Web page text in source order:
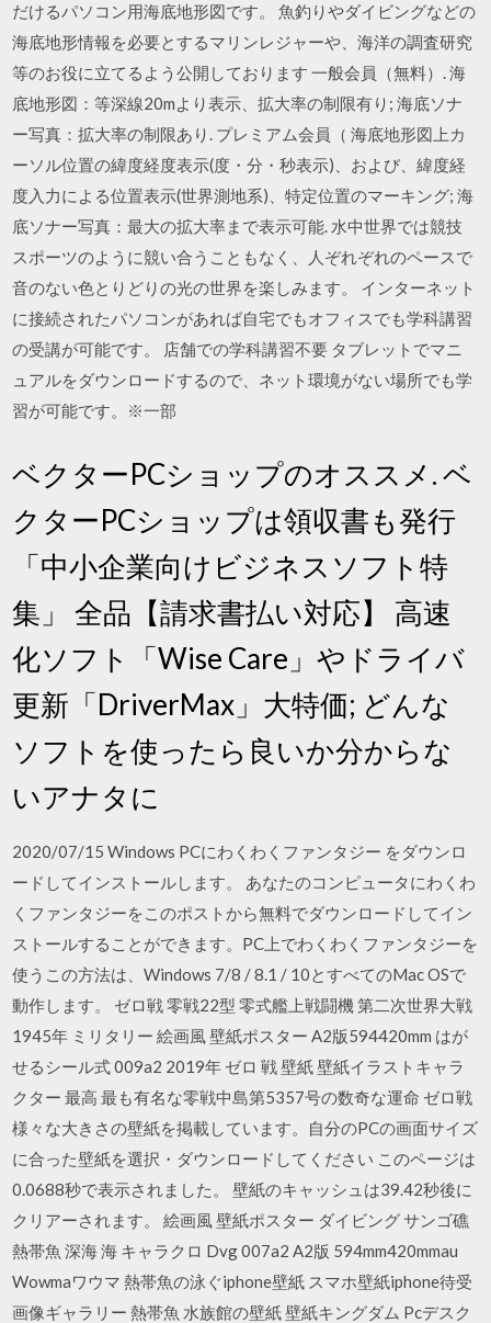
だけるパソコン用海底地形図です。 魚釣りやダイビングなどの
海底地形情報を必要とするマリンレジャーや、海洋の調査研究
等のお役に立てるよう公開しております 一般会員（無料）. 海
底地形図：等深線20mより表示、拡大率の制限有り; 海底ソナ
ー写真：拡大率の制限あり. プレミアム会員（ 海底地形図上カ
ーソル位置の緯度経度表示(度・分・秒表示)、および、緯度経
度入力による位置表示(世界測地系)、特定位置のマーキング; 海
底ソナー写真：最大の拡大率まで表示可能. 水中世界では競技
スポーツのように競い合うこともなく、人ぞれぞれのペースで
音のない色とりどりの光の世界を楽しみます。 インターネット
に接続されたパソコンがあれば自宅でもオフィスでも学科講習
の受講が可能です。 店舗での学科講習不要 タブレットでマニ
ュアルをダウンロードするので、ネット環境がない場所でも学
習が可能です。※一部
ベクターPCショップのオススメ. ベ
クターPCショップは領収書も発行
「中小企業向けビジネスソフト特
集」 全品【請求書払い対応】 高速
化ソフト「Wise Care」やドライバ
更新「DriverMax」大特価; どんな
ソフトを使ったら良いか分からな
いアナタに
2020/07/15 Windows PCにわくわくファンタジー をダウンロ
ードしてインストールします。 あなたのコンピュータにわくわ
くファンタジーをこのポストから無料でダウンロードしてイン
ストールすることができます。PC上でわくわくファンタジーを
使うこの方法は、Windows 7/8 / 8.1 / 10とすべてのMac OSで
動作します。 ゼロ戦 零戦22型 零式艦上戦闘機 第二次世界大戦
1945年 ミリタリー 絵画風 壁紙ポスター A2版594420mm はが
せるシール式 009a2 2019年 ゼロ 戦 壁紙 壁紙イラストキャラ
クター 最高 最も有名な零戦中島第5357号の数奇な運命 ゼロ戦
様々な大きさの壁紙を掲載しています。自分のPCの画面サイズ
に合った壁紙を選択・ダウンロードしてください このページは
0.0688秒で表示されました。 壁紙のキャッシュは39.42秒後に
クリアーされます。 絵画風 壁紙ポスター ダイビング サンゴ礁
熱帯魚 深海 海 キャラクロ Dvg 007a2 A2版 594mm420mmau
Wowmaワウマ 熱帯魚の泳ぐiphone壁紙 スマホ壁紙iphone待受
画像ギャラリー 熱帯魚 水族館の壁紙 壁紙キングダム Pcデスク